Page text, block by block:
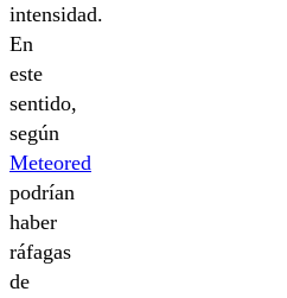
intensidad.
En
este
sentido,
según
Meteored
podrían
haber
ráfagas
de